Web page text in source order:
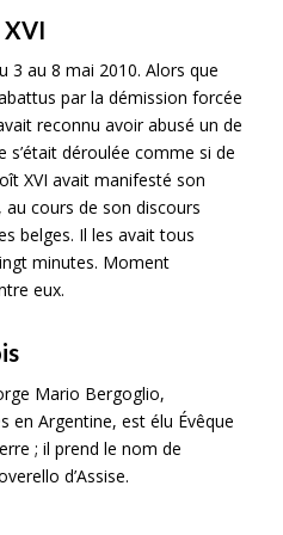
XVI
3 au 8 mai 2010. Alors que
par la démission forcée
reconnu avoir abusé un de
s’était déroulée comme si de
XVI avait manifesté son
cours de son discours
belges. Il les avait tous
minutes. Moment
eux.
Mario Bergoglio,
en Argentine, est élu Évêque
; il prend le nom de
d’Assise.